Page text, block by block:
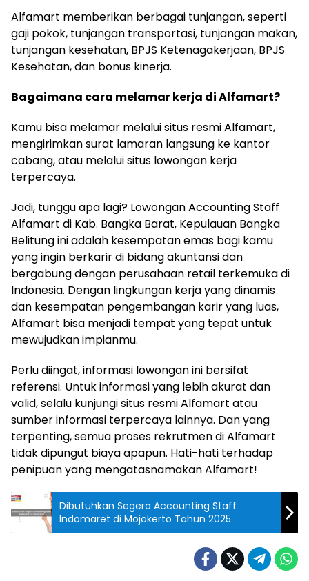
Alfamart memberikan berbagai tunjangan, seperti
gaji pokok, tunjangan transportasi, tunjangan makan,
tunjangan kesehatan, BPJS Ketenagakerjaan, BPJS
Kesehatan, dan bonus kinerja.
Bagaimana cara melamar kerja di Alfamart?
Kamu bisa melamar melalui situs resmi Alfamart,
mengirimkan surat lamaran langsung ke kantor
cabang, atau melalui situs lowongan kerja
terpercaya.
Jadi, tunggu apa lagi? Lowongan Accounting Staff
Alfamart di Kab. Bangka Barat, Kepulauan Bangka
Belitung ini adalah kesempatan emas bagi kamu
yang ingin berkarir di bidang akuntansi dan
bergabung dengan perusahaan retail terkemuka di
Indonesia. Dengan lingkungan kerja yang dinamis
dan kesempatan pengembangan karir yang luas,
Alfamart bisa menjadi tempat yang tepat untuk
mewujudkan impianmu.
Perlu diingat, informasi lowongan ini bersifat
referensi. Untuk informasi yang lebih akurat dan
valid, selalu kunjungi situs resmi Alfamart atau
sumber informasi terpercaya lainnya. Dan yang
terpenting, semua proses rekrutmen di Alfamart
tidak dipungut biaya apapun. Hati-hati terhadap
penipuan yang mengatasnamakan Alfamart!
Dibutuhkan Segera Accounting Staff
Indomaret di Mojokerto Tahun 2025